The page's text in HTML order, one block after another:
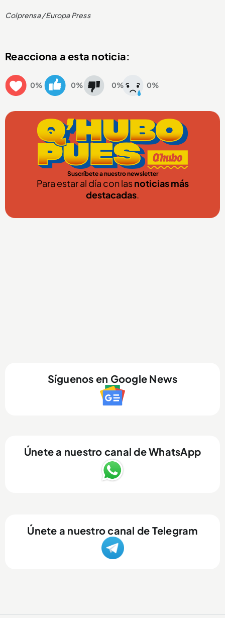
Colprensa / Europa Press
Reacciona a esta noticia:
0% 0% 0% 0%
Suscríbete a nuestro newsletter
Para estar al día con lasnoticias más
destacadas.
Síguenos en Google News
Únete a nuestro canal de WhatsApp
Únete a nuestro canal de Telegram